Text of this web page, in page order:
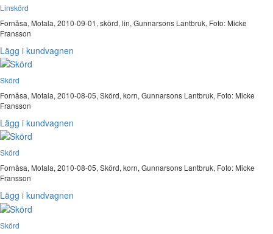
Linskörd
Fornåsa, Motala, 2010-09-01, skörd, lin, Gunnarsons Lantbruk, Foto: Micke
Fransson
Lägg i kundvagnen
Skörd
Fornåsa, Motala, 2010-08-05, Skörd, korn, Gunnarsons Lantbruk, Foto: Micke
Fransson
Lägg i kundvagnen
Skörd
Fornåsa, Motala, 2010-08-05, Skörd, korn, Gunnarsons Lantbruk, Foto: Micke
Fransson
Lägg i kundvagnen
Skörd